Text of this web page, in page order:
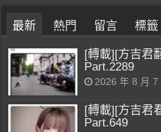
最新 熱門 留言 標籤
[轉載][方吉君
Part.2289
2026 年 8 月 7
[轉載][方吉君
Part.649